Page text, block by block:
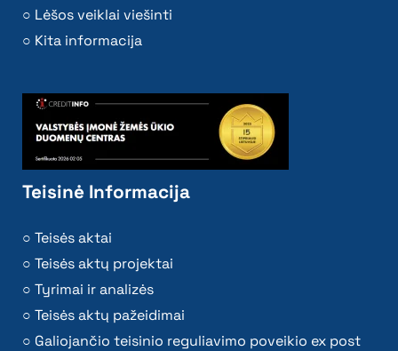
Lėšos veiklai viešinti
Kita informacija
Teisinė Informacija
Teisės aktai
Teisės aktų projektai
Tyrimai ir analizės
Teisės aktų pažeidimai
Galiojančio teisinio reguliavimo poveikio ex post